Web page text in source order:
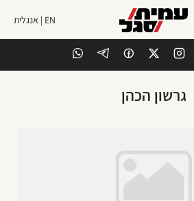
EN | אנגלית
גרשון הכהן